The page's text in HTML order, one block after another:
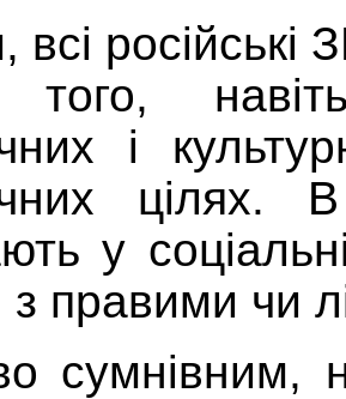
всі російські
того,
і
цілях. В
у
з правими чи
сумнівним,